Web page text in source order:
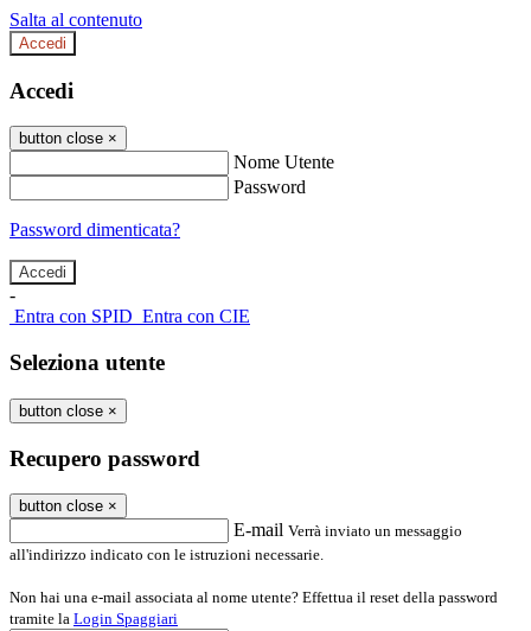
Salta al contenuto
Accedi
Accedi
button close ×
Nome Utente
Password
Password dimenticata?
-
Entra con SPID Entra con CIE
Seleziona utente
button close ×
Recupero password
button close ×
E-mail Verrà inviato un messaggio
all'indirizzo indicato con le istruzioni necessarie.
Non hai una e-mail associata al nome utente? Effettua il reset della password
tramite la Login Spaggiari